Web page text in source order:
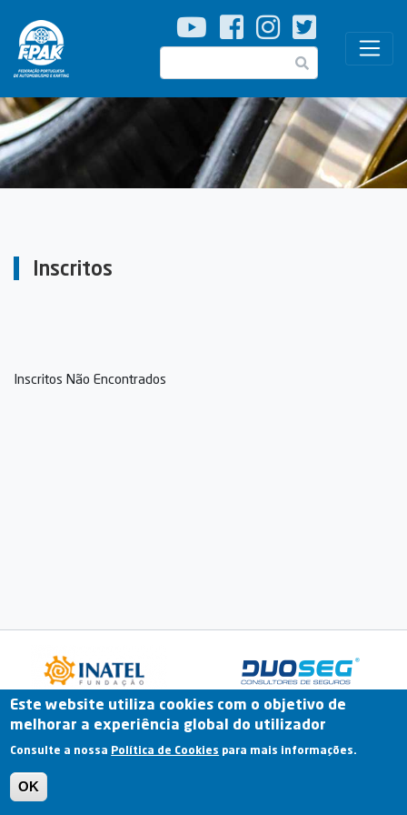
Passar
para
o
Pesquisar
Inscritos
Inscritos Não Encontrados
Previous
Fale Connosco Portal Online Arquivo
Termos e Condições | Política de Privacidade |
Este website utiliza cookies com o objetivo de
melhorar a experiência global do utilizador
Consulte a nossa Política de Cookies para mais informações.
OK